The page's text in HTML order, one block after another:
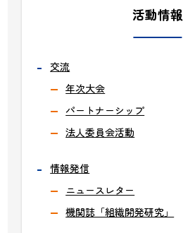
活動情報
交流
年次大会
パートナーシップ
法人委員会活動
情報発信
ニュースレター
機関誌「組織開発研究」